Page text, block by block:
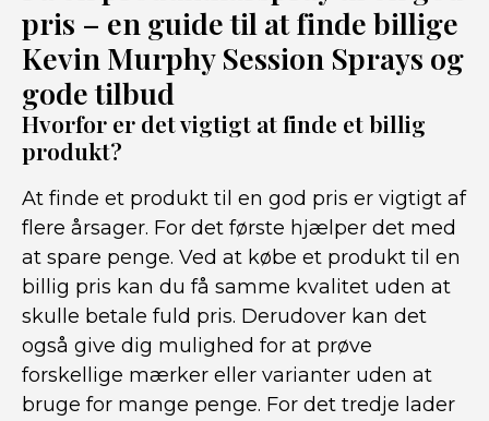
pris – en guide til at finde billige
Kevin Murphy Session Sprays og
gode tilbud
Hvorfor er det vigtigt at finde et billig
produkt?
At finde et produkt til en god pris er vigtigt af
flere årsager. For det første hjælper det med
at spare penge. Ved at købe et produkt til en
billig pris kan du få samme kvalitet uden at
skulle betale fuld pris. Derudover kan det
også give dig mulighed for at prøve
forskellige mærker eller varianter uden at
bruge for mange penge. For det tredje lader